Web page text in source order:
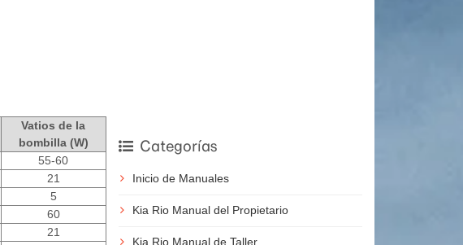
Vatios de la
bombilla (W)
55-60
21
5
60
21
Categorías
Inicio de Manuales
Kia Rio Manual del Propietario
Kia Rio Manual de Taller